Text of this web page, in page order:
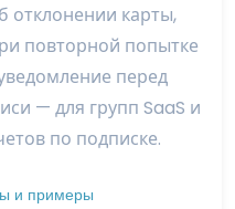
отклонении карты,
повторной попытке
перед
— для групп SaaS и
по подписке.
и примеры